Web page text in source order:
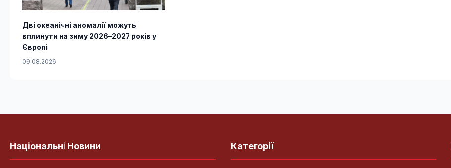
Дві океанічні аномалії можуть
вплинути на зиму 2026–2027 років у
Європі
09.08.2026
Національні Новини Категорії